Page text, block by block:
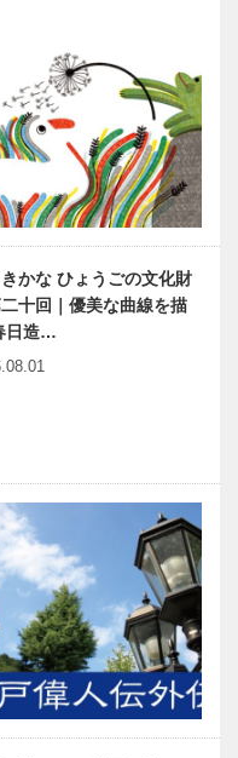
かな ひょうごの文化財
二十回｜優美な曲線を描
日造…